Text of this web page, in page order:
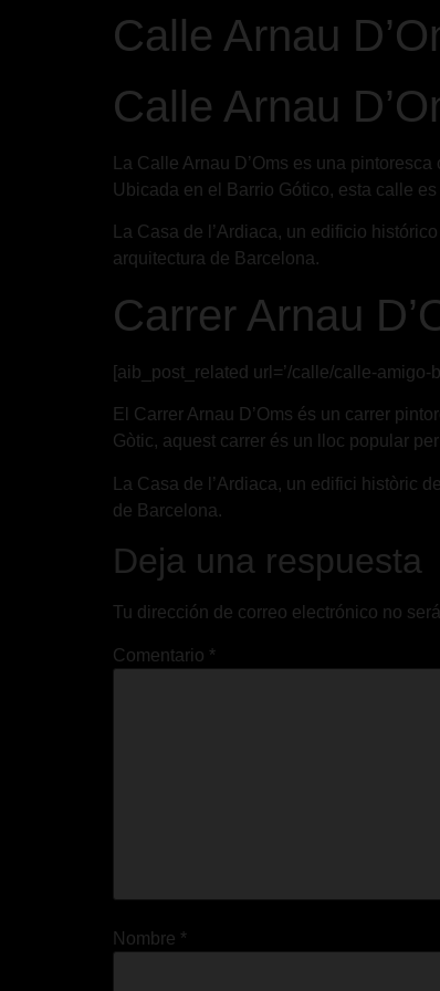
Calle Arnau
Calle Arnau
La Calle Arnau D’Oms es una
Ubicada en el Barrio Gótico, esta calle
La Casa de l’Ardiaca, un edificio
arquitectura de Barcelona.
Carrer Arnau
[aib_post_related url=’/calle/calle-amigo-
El Carrer Arnau D’Oms és un carrer
Gòtic, aquest carrer és un lloc popular
La Casa de l’Ardiaca, un edifici històric
de Barcelona.
Deja una respuesta
Tu dirección de correo electrónico no
Comentario *
Nombre *